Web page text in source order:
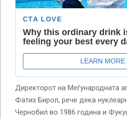
Директорот на Меѓународната
Фатих Бирол, рече дека
Чернобил во 1986 година и